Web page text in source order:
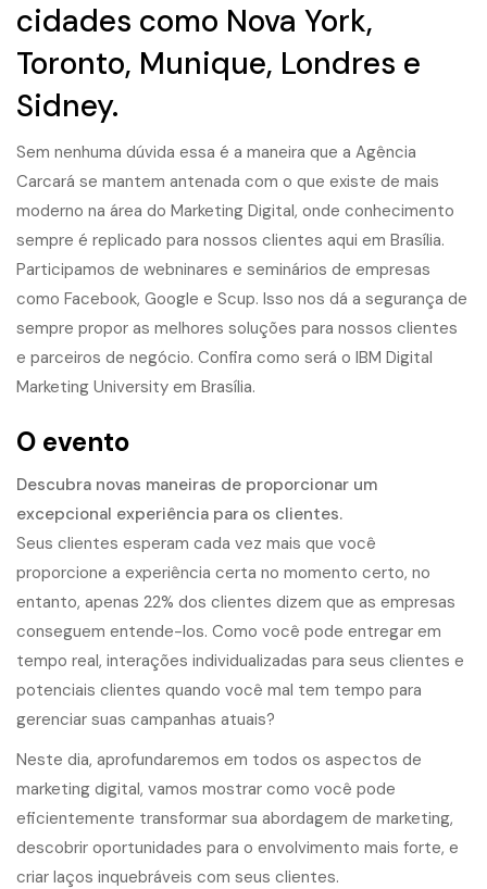
cidades como Nova York,
Toronto, Munique, Londres e
Sidney.
Sem nenhuma dúvida essa é a maneira que a Agência
Carcará se mantem antenada com o que existe de mais
moderno na área do Marketing Digital, onde conhecimento
sempre é replicado para nossos clientes aqui em Brasília.
Participamos de webninares e seminários de empresas
como Facebook, Google e Scup. Isso nos dá a segurança de
sempre propor as melhores soluções para nossos clientes
e parceiros de negócio. Confira como será o IBM Digital
Marketing University em Brasília.
O evento
Descubra novas maneiras de proporcionar um
excepcional experiência para os clientes.
Seus clientes esperam cada vez mais que você
proporcione a experiência certa no momento certo, no
entanto, apenas 22% dos clientes dizem que as empresas
conseguem entende-los. Como você pode entregar em
tempo real, interações individualizadas para seus clientes e
potenciais clientes quando você mal tem tempo para
gerenciar suas campanhas atuais?
Neste dia, aprofundaremos em todos os aspectos de
marketing digital, vamos mostrar como você pode
eficientemente transformar sua abordagem de marketing,
descobrir oportunidades para o envolvimento mais forte, e
criar laços inquebráveis com seus clientes.